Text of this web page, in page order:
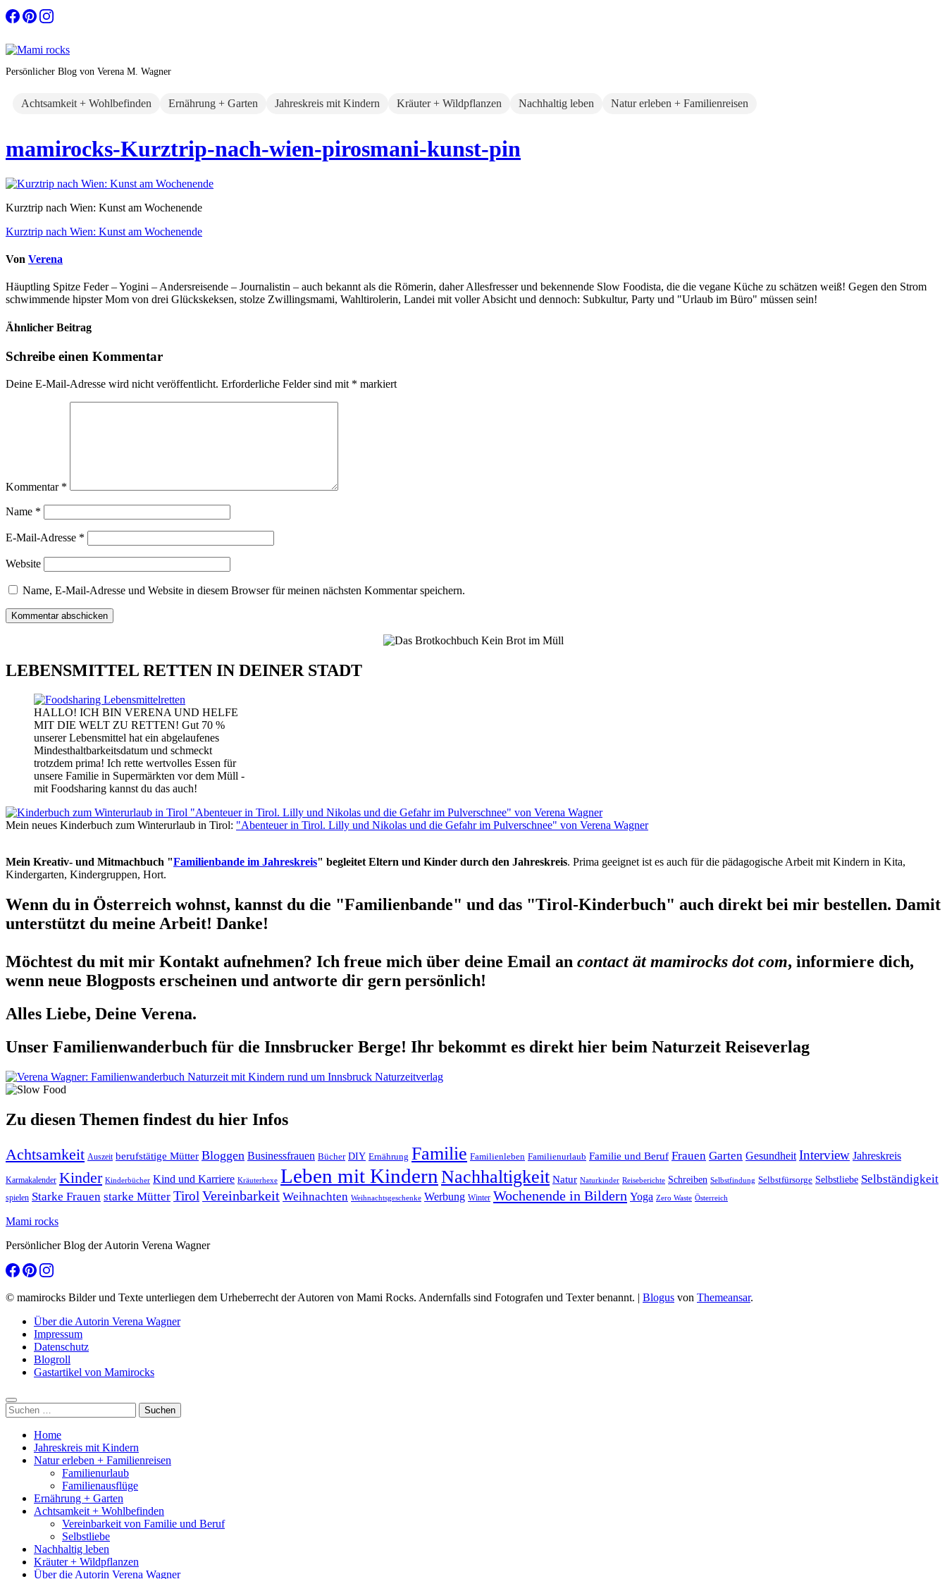
Zum
Inhalt
Persönlicher Blog von Verena M. Wagner
Achtsamkeit + Wohlbefinden Ernährung + Garten Jahreskreis mit Kindern Kräuter + Wildpflanzen Nachhaltig leben Natur erleben + Familienreisen
mamirocks-Kurztrip-nach-wien-pirosmani-kunst-pin
Kurztrip nach Wien: Kunst am Wochenende
Beitragsnavigation
Kurztrip nach Wien: Kunst am Wochenende
Von Verena
Häuptling Spitze Feder – Yogini – Andersreisende – Journalistin – auch bekannt als die Römerin, daher Allesfresser und bekennende Slow Foodista, die die vegane Küche zu schätzen weiß! Gegen den Strom
schwimmende hipster Mom von drei Glückskeksen, stolze Zwillingsmami, Wahltirolerin, Landei mit voller Absicht und dennoch: Subkultur, Party und "Urlaub im Büro" müssen sein!
Ähnlicher Beitrag
Schreibe einen Kommentar
Deine E-Mail-Adresse wird nicht veröffentlicht. Erforderliche Felder sind mit * markiert
Kommentar *
Name *
E-Mail-Adresse *
Website
Name, E-Mail-Adresse und Website in diesem Browser für meinen nächsten Kommentar speichern.
LEBENSMITTEL RETTEN IN DEINER STADT
HALLO! ICH BIN VERENA UND HELFE
MIT DIE WELT ZU RETTEN! Gut 70 %
unserer Lebensmittel hat ein abgelaufenes
Mindesthaltbarkeitsdatum und schmeckt
trotzdem prima! Ich rette wertvolles Essen für
unsere Familie in Supermärkten vor dem Müll -
mit Foodsharing kannst du das auch!
Mein neues Kinderbuch zum Winterurlaub in Tirol: "Abenteuer in Tirol. Lilly und Nikolas und die Gefahr im Pulverschnee" von Verena Wagner
Mein Kreativ- und Mitmachbuch "Familienbande im Jahreskreis" begleitet Eltern und Kinder durch den Jahreskreis. Prima geeignet ist es auch für die pädagogische Arbeit mit Kindern in Kita,
Kindergarten, Kindergruppen, Hort.
Wenn du in Österreich wohnst, kannst du die "Familienbande" und das "Tirol-Kinderbuch" auch direkt bei mir bestellen. Damit
unterstützt du meine Arbeit! Danke!
Möchtest du mit mir Kontakt aufnehmen? Ich freue mich über deine Email an contact ät mamirocks dot com, informiere dich,
wenn neue Blogposts erscheinen und antworte dir gern persönlich!
Alles Liebe, Deine Verena.
Unser Familienwanderbuch für die Innsbrucker Berge! Ihr bekommt es direkt hier beim Naturzeit Reiseverlag
Zu diesen Themen findest du hier Infos
Achtsamkeit Auszeit berufstätige Mütter Bloggen Businessfrauen Bücher DIY Ernährung Familie Familienleben Familienurlaub Familie und Beruf Frauen Garten Gesundheit Interview Jahreskreis
Karmakalender Kinder Kinderbücher Kind und Karriere Kräuterhexe Leben mit Kindern Nachhaltigkeit Natur Naturkinder Reiseberichte Schreiben Selbstfindung Selbstfürsorge Selbstliebe Selbständigkeit
spielen Starke Frauen starke Mütter Tirol Vereinbarkeit Weihnachten Weihnachtsgeschenke Werbung Winter Wochenende in Bildern Yoga Zero Waste Österreich
Mami rocks
Persönlicher Blog der Autorin Verena Wagner
© mamirocks Bilder und Texte unterliegen dem Urheberrecht der Autoren von Mami Rocks. Andernfalls sind Fotografen und Texter benannt. | Blogus von Themeansar.
Über die Autorin Verena Wagner
Impressum
Datenschutz
Blogroll
Gastartikel von Mamirocks
Suchen
nach:
Home
Jahreskreis mit Kindern
Natur erleben + Familienreisen
Familienurlaub
Familienausflüge
Ernährung + Garten
Achtsamkeit + Wohlbefinden
Vereinbarkeit von Familie und Beruf
Selbstliebe
Nachhaltig leben
Kräuter + Wildpflanzen
Über die Autorin Verena Wagner